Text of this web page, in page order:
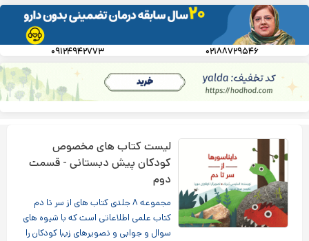
۰۲۱۸۸۷۲۹۵۴۶ ۰۹۱۲۴۹۴۲۷۷۳
لیست کتاب های مخصوص
کودکان پیش دبستانی - قسمت
دوم
مجموعه ۸ جلدی کتاب های از سر تا دم
کتاب علمی اطلاعاتی است که با شیوه های
سوال و جوابی و تصویرهای زیبا کودکان را